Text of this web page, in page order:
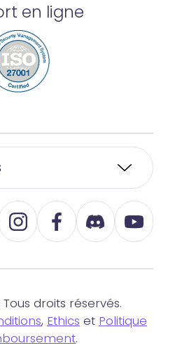
en ligne
droits réservés.
, Ethics et Politique
.